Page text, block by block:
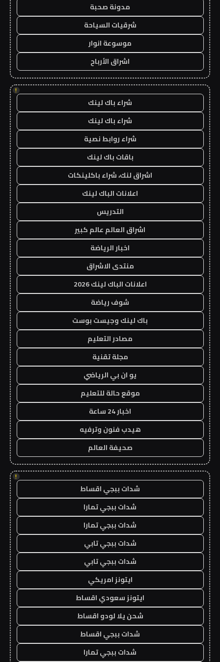
مدونة صحبة
شرقيات السياحة
موسوعة انوار
اشراق الأرباح
!
شراء باك لينك
شراء باك لينك
شراء روابط نصية
باقات باك لينك
اشراق لنك، شراء باكلينكات
اعلانات الباك لينك
التدريس
اشراق العالم عالم كبير
اخبار الرياضة
منتدى الاشراق
اعلانات الباك لينك 2026
شوف رياضة
باك لينك وجيست بوست
مصادر التعليم
مجلة تقنية
يو ان بي الرياضي
موقع حالة للتعليم
اخبار 24 ساعة
هيدب فنون وترفيه
صحيفة العالم
!
شدات ببجي اقساط
شدات ببجي تمارا
شدات ببجي تمارا
شدات ببجي تابي
شدات ببجي تابي
ايتونز امريكي
ايتونز سعودي اقساط
شحن يلا لودو اقساط
شدات ببجي اقساط
شدات ببجي تمارا